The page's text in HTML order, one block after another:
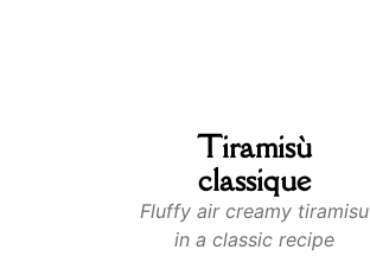
Tiramisù
classique
Fluffy air creamy tiramisu
in a classic recipe